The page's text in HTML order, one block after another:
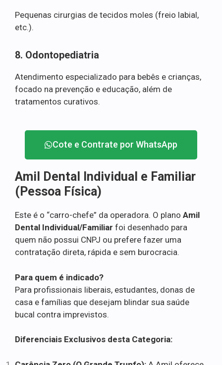
Pequenas cirurgias de tecidos moles (freio labial,
etc.).
8. Odontopediatria
Atendimento especializado para bebês e crianças,
focado na prevenção e educação, além de
tratamentos curativos.
Cote e Contrate por WhatsApp
Amil Dental Individual e Familiar
(Pessoa Física)
Este é o “carro-chefe” da operadora. O plano Amil
Dental Individual/Familiar foi desenhado para
quem não possui CNPJ ou prefere fazer uma
contratação direta, rápida e sem burocracia.
Para quem é indicado?
Para profissionais liberais, estudantes, donas de
casa e famílias que desejam blindar sua saúde
bucal contra imprevistos.
Diferenciais Exclusivos desta Categoria: